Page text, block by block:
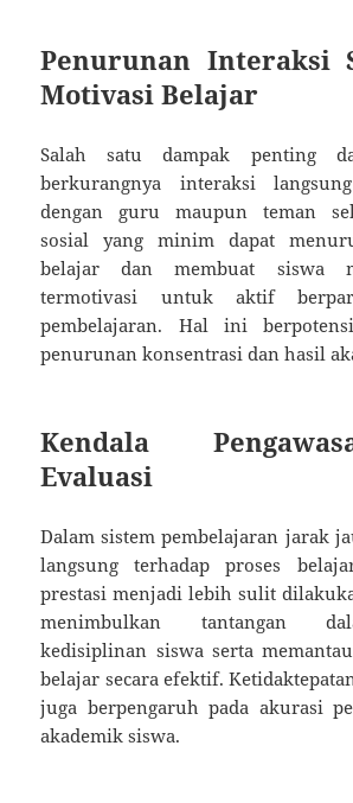
Penurunan Interaksi
Motivasi Belajar
Salah satu dampak penting
berkurangnya interaksi
dengan guru maupun teman
sosial yang minim dapat
belajar dan membuat siswa
termotivasi untuk aktif
pembelajaran. Hal ini
penurunan konsentrasi dan hasil
Kendala
Evaluasi
Dalam sistem pembelajaran jarak
langsung terhadap proses
prestasi menjadi lebih sulit
menimbulkan tantangan
kedisiplinan siswa serta
belajar secara efektif.
juga berpengaruh pada akurasi
akademik siswa.